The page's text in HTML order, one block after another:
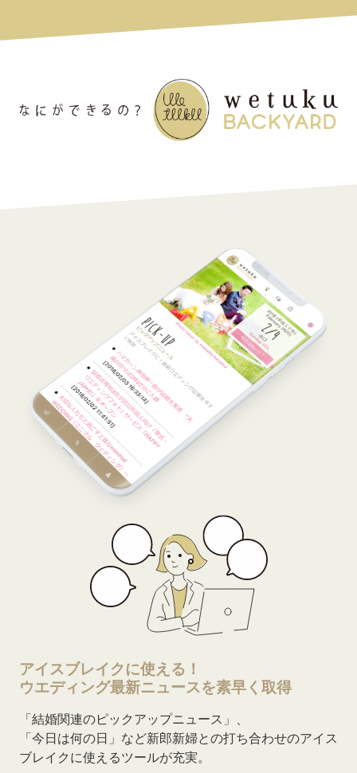
アイスブレイクに使える！
ウエディング最新ニュースを素早く取得
「結婚関連のピックアップニュース」、
「今日は何の日」など新郎新婦との打ち合わせのアイス
ブレイクに使えるツールが充実。